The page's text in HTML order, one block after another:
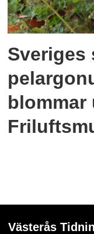
Sveriges
blommar
Västerås